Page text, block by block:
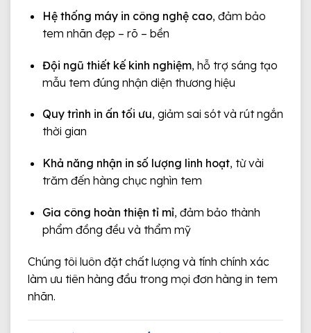
Hệ thống máy in công nghệ cao, đảm bảo
tem nhãn đẹp – rõ – bền
Đội ngũ thiết kế kinh nghiệm, hỗ trợ sáng tạo
mẫu tem đúng nhận diện thương hiệu
Quy trình in ấn tối ưu, giảm sai sót và rút ngắn
thời gian
Khả năng nhận in số lượng linh hoạt, từ vài
trăm đến hàng chục nghìn tem
Gia công hoàn thiện tỉ mỉ, đảm bảo thành
phẩm đồng đều và thẩm mỹ
Chúng tôi luôn đặt chất lượng và tính chính xác
làm ưu tiên hàng đầu trong mọi đơn hàng in tem
nhãn.